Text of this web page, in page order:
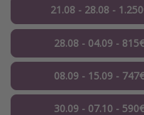
21.08 - 28.08 -
28.08 - 04.09 - 815€
08.09 - 15.09 - 747€
30.09 - 07.10 - 590€